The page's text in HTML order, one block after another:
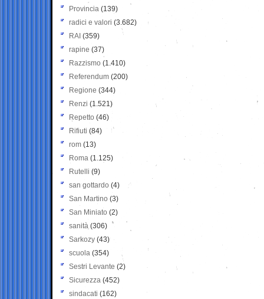
Provincia (139)
radici e valori (3.682)
RAI (359)
rapine (37)
Razzismo (1.410)
Referendum (200)
Regione (344)
Renzi (1.521)
Repetto (46)
Rifiuti (84)
rom (13)
Roma (1.125)
Rutelli (9)
san gottardo (4)
San Martino (3)
San Miniato (2)
sanità (306)
Sarkozy (43)
scuola (354)
Sestri Levante (2)
Sicurezza (452)
sindacati (162)